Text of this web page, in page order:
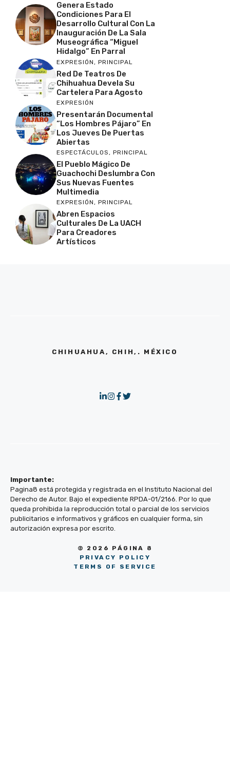
Genera Estado
Condiciones Para El
Desarrollo Cultural Con La
Inauguración De La Sala
Museográfica “Miguel
Hidalgo” En Parral
EXPRESIÓN , PRINCIPAL
Red De Teatros De
Chihuahua Devela Su
Cartelera Para Agosto
EXPRESIÓN
Presentarán Documental
“Los Hombres Pájaro” En
Los Jueves De Puertas
Abiertas
ESPECTÁCULOS, PRINCIPAL
El Pueblo Mágico De
Guachochi Deslumbra Con
Sus Nuevas Fuentes
Multimedia
EXPRESIÓN, PRINCIPAL
Abren Espacios
Culturales De La UACH
Para Creadores
Artísticos
CHIHUAHUA, CHIH,. MÉXICO
Importante:
Pagina8 está protegida y registrada en el Instituto Nacional del
Derecho de Autor. Bajo el expediente RPDA-01/2166. Por lo que
queda prohibida la reproducción total o parcial de los servicios
publicitarios e informativos y gráficos en cualquier forma, sin
autorización expresa por escrito.
© 2026 PÁGINA 8
PRIVACY POLICY
TERMS OF SERVICE